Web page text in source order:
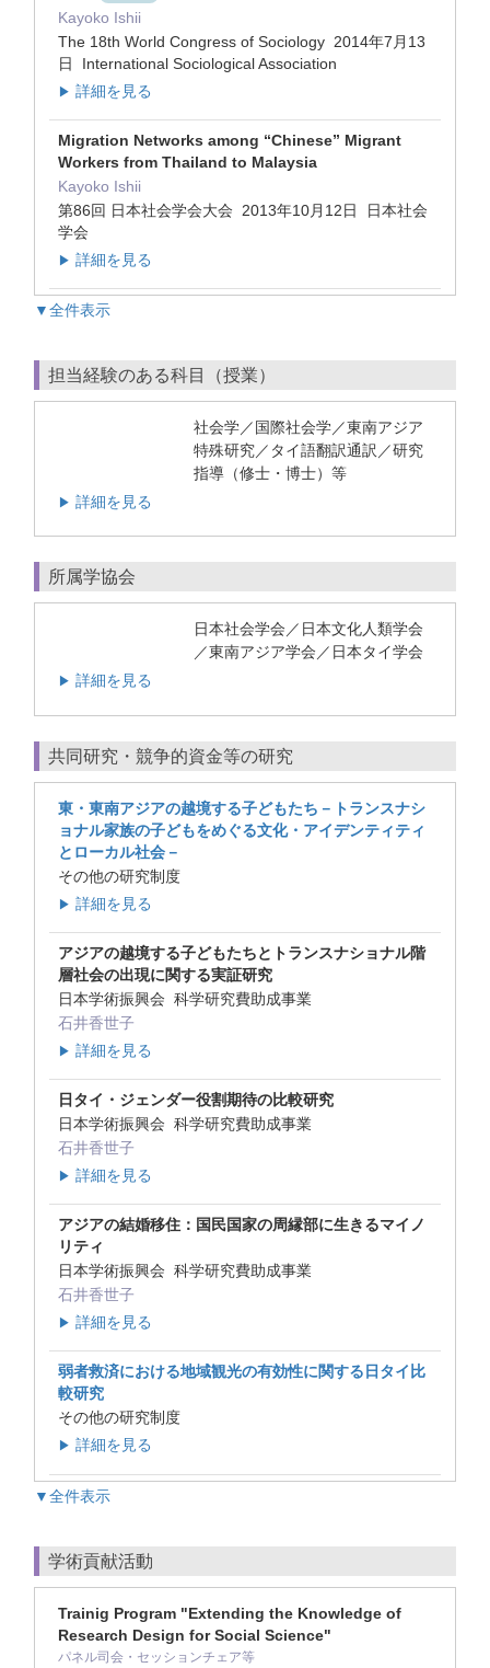
Kayoko Ishii
The 18th World Congress of Sociology 2014年7月13
日 International Sociological Association
▶ 詳細を見る
Migration Networks among “Chinese” Migrant
Workers from Thailand to Malaysia
Kayoko Ishii
第86回 日本社会学会大会 2013年10月12日 日本社会
学会
▶ 詳細を見る
▼全件表示
担当経験のある科目（授業）
社会学／国際社会学／東南アジア
特殊研究／タイ語翻訳通訳／研究
指導（修士・博士）等
▶ 詳細を見る
所属学協会
日本社会学会／日本文化人類学会
／東南アジア学会／日本タイ学会
▶ 詳細を見る
共同研究・競争的資金等の研究
東・東南アジアの越境する子どもたち－トランスナシ
ョナル家族の子どもをめぐる文化・アイデンティティ
とローカル社会－
その他の研究制度
▶ 詳細を見る
アジアの越境する子どもたちとトランスナショナル階
層社会の出現に関する実証研究
日本学術振興会 科学研究費助成事業
石井香世子
▶ 詳細を見る
日タイ・ジェンダー役割期待の比較研究
日本学術振興会 科学研究費助成事業
石井香世子
▶ 詳細を見る
アジアの結婚移住：国民国家の周縁部に生きるマイノ
リティ
日本学術振興会 科学研究費助成事業
石井香世子
▶ 詳細を見る
弱者救済における地域観光の有効性に関する日タイ比
較研究
その他の研究制度
▶ 詳細を見る
▼全件表示
学術貢献活動
Trainig Program "Extending the Knowledge of
Research Design for Social Science"
パネル司会・セッションチェア等